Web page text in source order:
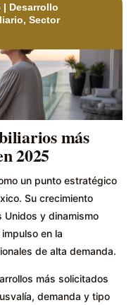
| Desarrollo
,Sector
más
2025
un punto estratégico
Su crecimiento
Unidos y dinamismo
en la
de alta demanda.
más solicitados
demanda y tipo